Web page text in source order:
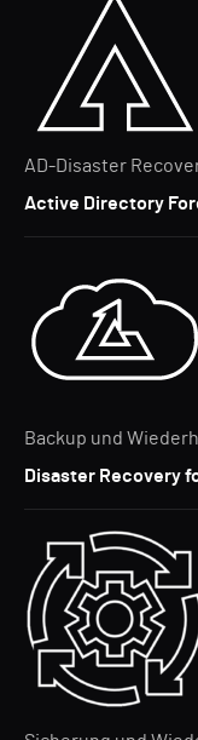
AD-Disaster
Active Directory
Backup und
Disaster Recovery